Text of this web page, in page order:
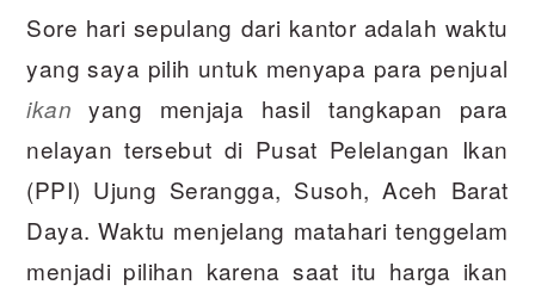
Sore hari sepulang dari kantor adalah waktu
yang saya pilih untuk menyapa para penjual
ikan yang menjaja hasil tangkapan para
nelayan tersebut di Pusat Pelelangan Ikan
(PPI) Ujung Serangga, Susoh, Aceh Barat
Daya. Waktu menjelang matahari tenggelam
menjadi pilihan karena saat itu harga ikan